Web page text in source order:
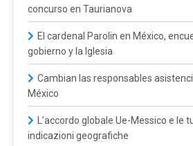
concurso en Taurianova
El cardenal Parolin en México,
gobierno y la Iglesia
Cambian las responsables
México
L’accordo globale Ue-Messico e le
indicazioni geografiche